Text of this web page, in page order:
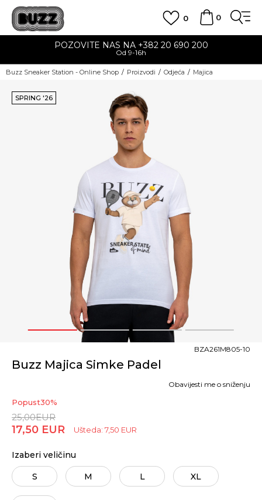
0
0
POZOVITE NAS NA +382 20 690 200
Od 9-16h
Buzz Sneaker Station - Online Shop Proizvodi Odjeća Majica
1 2 3 4
SPRING '26
Buzz Majica Simke Padel
BZA261M805-10
Popust30%
25,00EUR
17,50 EUR Ušteda: 7,50 EUR
Obavijesti me o sniženju
Izaberi veličinu
S M L XL